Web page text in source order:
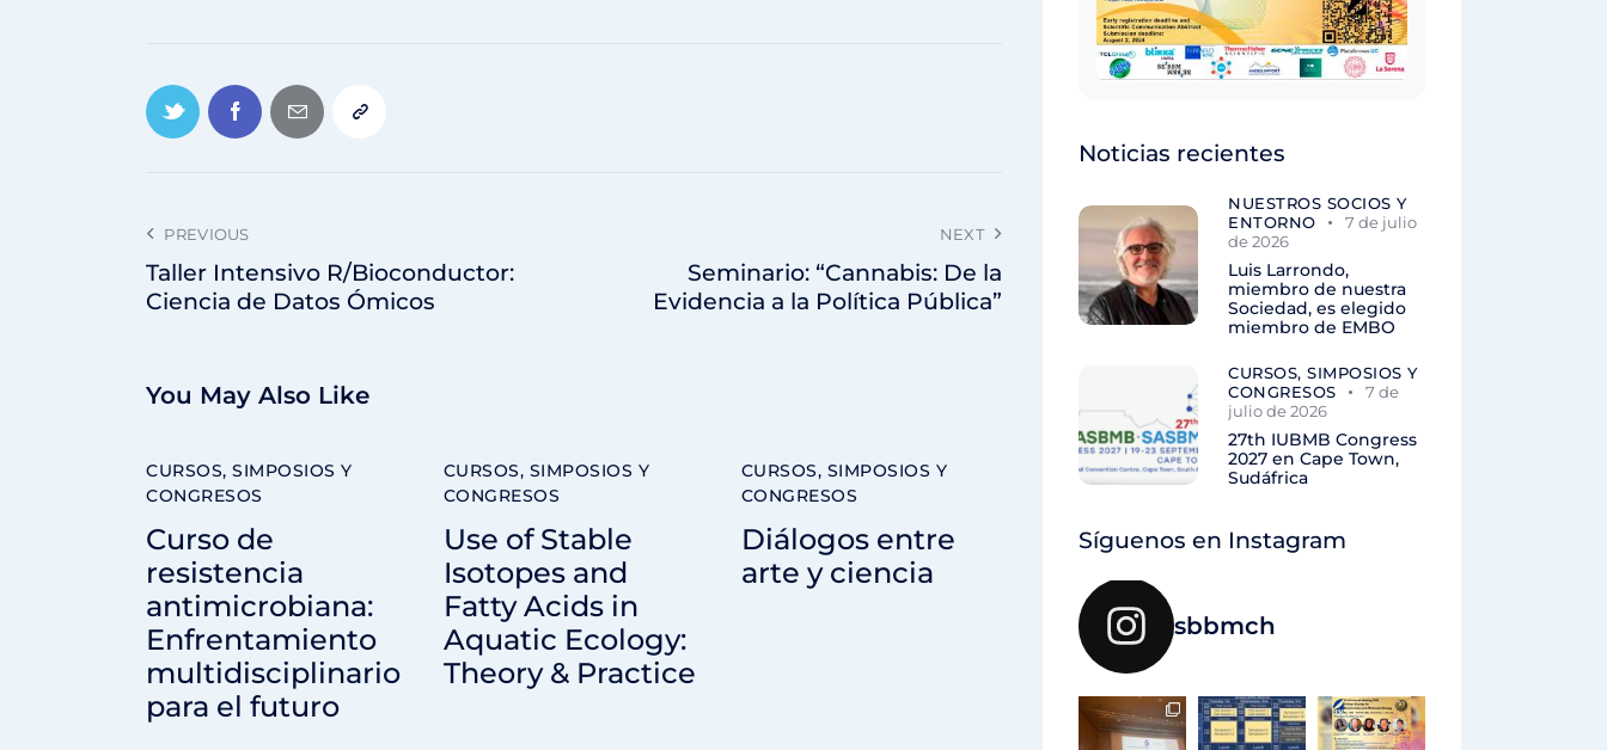
PREVIOUS
Taller Intensivo R/Bioconductor:
Ciencia de Datos Ómicos
NEXT
Seminario: “Cannabis: De la
Evidencia a la Política Pública”
You May Also Like
CURSOS, SIMPOSIOS Y
CONGRESOS
Curso de
resistencia
antimicrobiana:
Enfrentamiento
multidisciplinario
para el futuro
CURSOS, SIMPOSIOS Y
CONGRESOS
Use of Stable
Isotopes and
Fatty Acids in
Aquatic Ecology:
Theory & Practice
CURSOS, SIMPOSIOS Y
CONGRESOS
Diálogos entre
arte y ciencia
Noticias recientes
NUESTROS SOCIOS Y
ENTORNO
7 de julio
de 2026
Luis Larrondo,
miembro de nuestra
Sociedad, es elegido
miembro de EMBO
CURSOS, SIMPOSIOS Y
CONGRESOS
7 de
julio de 2026
27th IUBMB Congress
2027 en Cape Town,
Sudáfrica
Síguenos en Instagram
sbbmch